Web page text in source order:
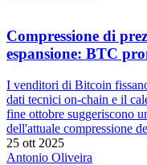
Compressione di
espansione: BTC
I venditori di Bitcoin
dati tecnici on-chain e il
fine ottobre suggeriscono
dell'attuale compressione
25 ott 2025
Antonio Oliveira